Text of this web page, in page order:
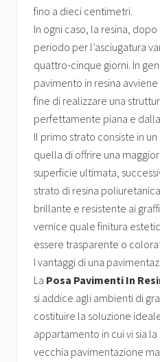
fino a dieci centimetri.
In ogni caso, la resina,
periodo per l’asciugatura
quattro-cinque giorni. In
pavimento in resina
fine di realizzare una
perfettamente piana e
Il primo strato consiste in
quella di offrire una
superficie ultimata,
strato di resina
brillante e resistente ai
vernice quale finitura
essere trasparente o
I vantaggi di una
La Posa Pavimenti In
si addice agli ambienti di
costituire la soluzione
appartamento in cui vi sia
vecchia pavimentazione